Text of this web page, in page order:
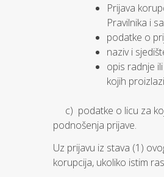
Prijava
Pravilnika i
podatke o
naziv i
opis radnje
kojih
c) podatke o licu za
podnošenja prijave.
Uz prijavu iz stava (1)
korupcija, ukoliko istim